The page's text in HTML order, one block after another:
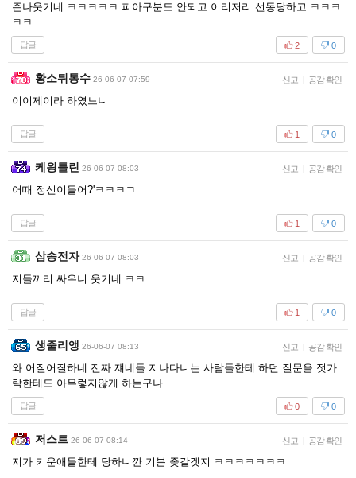
존나웃기네 ㅋㅋㅋㅋㅋ 피아구분도 안되고 이리저리 선동당하고 ㅋㅋㅋ
ㅋㅋ
답글 0
2
황소뒤통수 26-06-07 07:59 신고 공감 확인
이이제이라 하였느니
답글 0
1
케읭틀린 26-06-07 08:03 신고 공감 확인
어때 정신이들어?'ㅋㅋㅋㄱ
답글 0
1
삼송전자 26-06-07 08:03 신고 공감 확인
지들끼리 싸우니 웃기네 ㅋㅋ
답글 0
1
생줄리앵 26-06-07 08:13 신고 공감 확인
와 어질어질하네 진짜 쟤네들 지나다니는 사람들한테 하던 질문을 젓가
락한테도 아무렇지않게 하는구나
답글 0
0
저스트 26-06-07 08:14 신고 공감 확인
지가 키운애들한테 당하니깐 기분 좆같겟지 ㅋㅋㅋㅋㅋㅋㅋ